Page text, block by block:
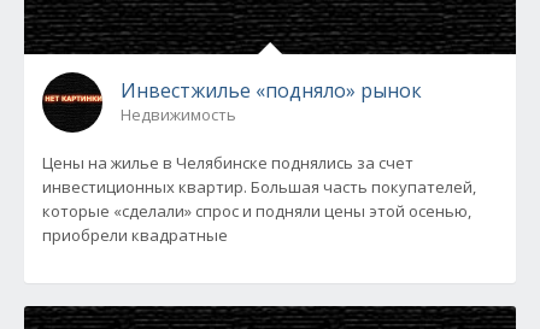
Инвестжилье «подняло» рынок
Недвижимость
Цены на жилье в Челябинске поднялись за счет
инвестиционных квартир. Большая часть покупателей,
которые «сделали» спрос и подняли цены этой осенью,
приобрели квадратные